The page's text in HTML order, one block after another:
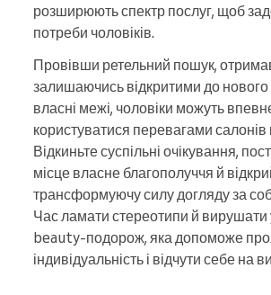
розширюють спектр послуг, щоб
потреби чоловіків.
Провівши ретельний пошук,
залишаючись відкритими до
власні межі, чоловіки можуть
користуватися перевагами салонів
Відкиньте суспільні очікування,
місце власне благополуччя й
трансформуючу силу догляду за
Час ламати стереотипи й вирушати
beauty-подорож, яка допоможе
індивідуальність і відчути себе на